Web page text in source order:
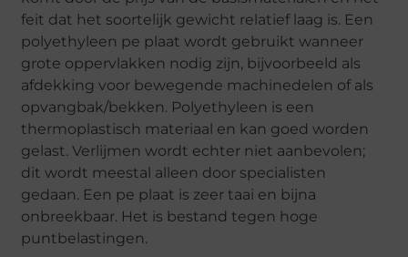
feit dat het soortelijk gewicht relatief laag is. Een
polyethyleen pe plaat wordt gebruikt wanneer
grote oppervlakken nodig zijn, bijvoorbeeld als
afdekking voor bewegende machinedelen of als
opvangbak/bekken. Polyethyleen is een
thermoplastisch materiaal en kan goed worden
gelast. Verlijmen wordt echter niet aanbevolen;
dit wordt meestal alleen door specialisten
gedaan. Een pe plaat is zeer taai en bijna
onbreekbaar. Het is bestand tegen hoge
puntbelastingen.